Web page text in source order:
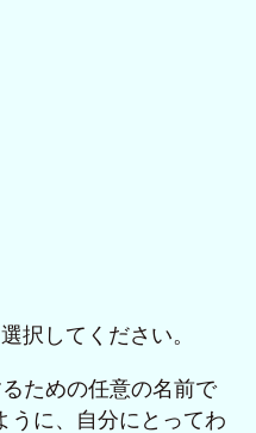
択してください。
ための任意の名前で
うに、自分にとってわ